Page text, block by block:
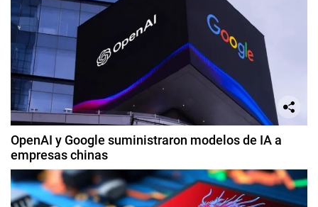
OpenAI y Google suministraron modelos de IA a
empresas chinas